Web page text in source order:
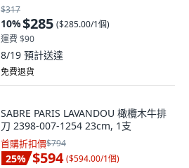
$317
10%$285 ($285.00/1個)
運費 $90
8/19 預計送達
免費退貨
SABRE PARIS LAVANDOU 橄欖木牛排
刀 2398-007-1254 23cm, 1支
首購折扣價$794
25% $594 ($594.00/1個)